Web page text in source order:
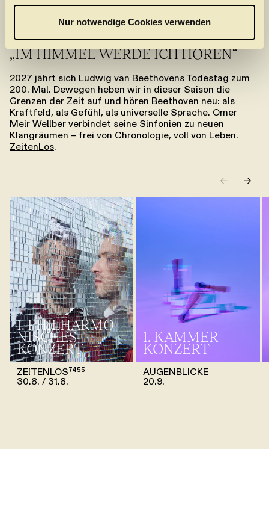
l
Nur notwendige Cookies verwenden
„IM HIMMEL WERDE ICH HÖREN“
2027 jährt sich Ludwig van Beethovens Todestag zum
200. Mal. Dewegen heben wir in dieser Saison die
Grenzen der Zeit auf und hören Beethoven neu: als
Kraftfeld, als Gefühl, als universelle Sprache. Omer
Meir Wellber verbindet seine Sinfonien zu neuen
Klangräumen – frei von Chronologie, voll von Leben.
ZeitenLos.
← →
1. PHILHARMO­
NISCHES
KONZERT
ZEITENLOS⁷⁴⁵⁵
30.8.
31.8.
1. KAMMER­
KONZERT
AUGENBLICKE
20.9.